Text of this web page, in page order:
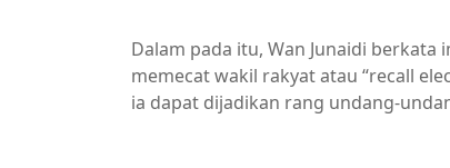
Dalam pada itu, Wan Junaidi
memecat wakil rakyat atau “recall
ia dapat dijadikan rang undang-